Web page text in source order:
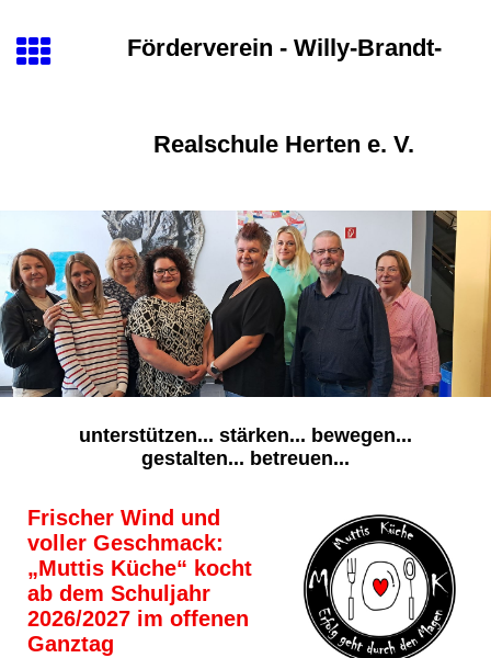
Förderverein - Willy-Brandt-
Realschule Herten e. V.
unterstützen... stärken... bewegen...
gestalten... betreuen...
Frischer Wind und
voller Geschmack:
„Muttis Küche“ kocht
ab dem Schuljahr
2026/2027 im offenen
Ganztag